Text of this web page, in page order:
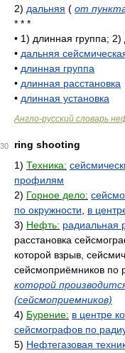
2) дальняя ( от
* * *
• 1) длинная группа; 2)
• дальняя
• длинная группа
• длинная расстановка
• длинная установка
Англо-русский словарь
30
ring shooting
1) Техника:
профилям
2) Горное дело:
по окружности
в
3) Нефть: радиальная
расстановка
которой взрыв,
сейсмоприёмников по
которой
(сейсмоприемников)
4) Бурение: в центре
сейсмографов по
5) Нефтегазовая